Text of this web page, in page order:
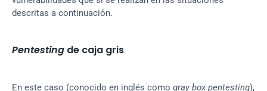
descritas a continuación.
Pentesting de caja gris
En este caso (conocido en inglés como gray box pentesting),